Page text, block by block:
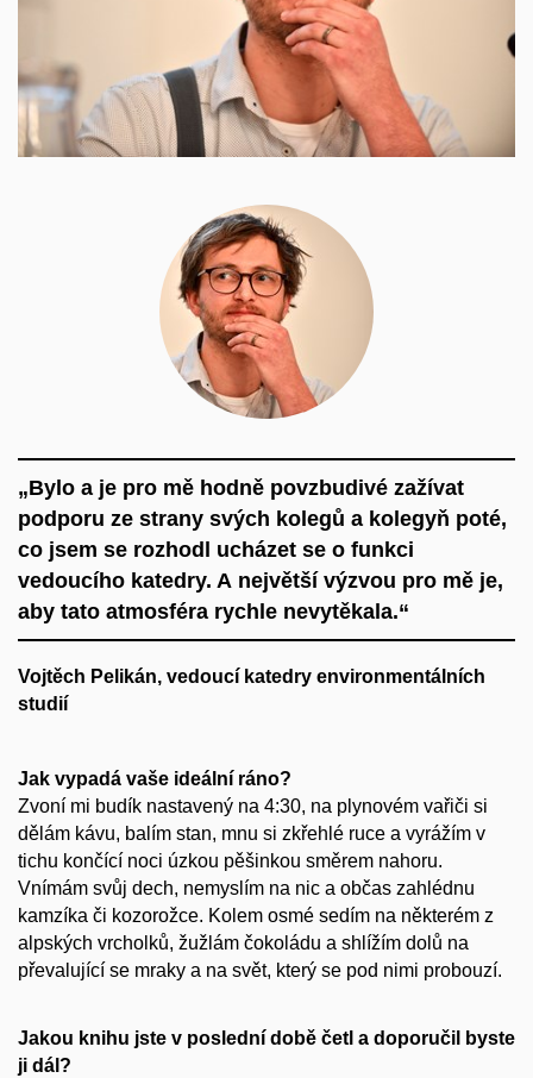
„Bylo a je pro mě hodně povzbudivé zažívat
podporu ze strany svých kolegů a kolegyň poté,
co jsem se rozhodl ucházet se o funkci
vedoucího katedry. A největší výzvou pro mě je,
aby tato atmosféra rychle nevytěkala.“
Vojtěch Pelikán, vedoucí katedry environmentálních
studií
Jak vypadá vaše ideální ráno?
Zvoní mi budík nastavený na 4:30, na plynovém vařiči si
dělám kávu, balím stan, mnu si zkřehlé ruce a vyrážím v
tichu končící noci úzkou pěšinkou směrem nahoru.
Vnímám svůj dech, nemyslím na nic a občas zahlédnu
kamzíka či kozorožce. Kolem osmé sedím na některém z
alpských vrcholků, žužlám čokoládu a shlížím dolů na
převalující se mraky a na svět, který se pod nimi probouzí.
Jakou knihu jste v poslední době četl a doporučil byste
ji dál?